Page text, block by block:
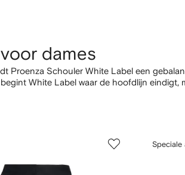
dames
Proenza Schouler White Label een
White Label waar de hoofdlijn eindigt,
Speciale